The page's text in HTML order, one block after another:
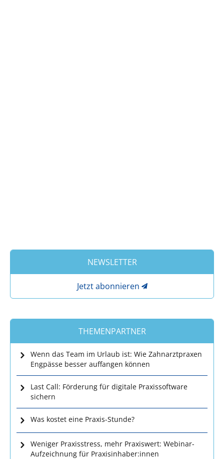
NEWSLETTER
Jetzt abonnieren
THEMENPARTNER
Wenn das Team im Urlaub ist: Wie Zahnarztpraxen
Engpässe besser auffangen können
Last Call: Förderung für digitale Praxissoftware
sichern
Was kostet eine Praxis-Stunde?
Weniger Praxisstress, mehr Praxiswert: Webinar-
Aufzeichnung für Praxisinhaber:innen